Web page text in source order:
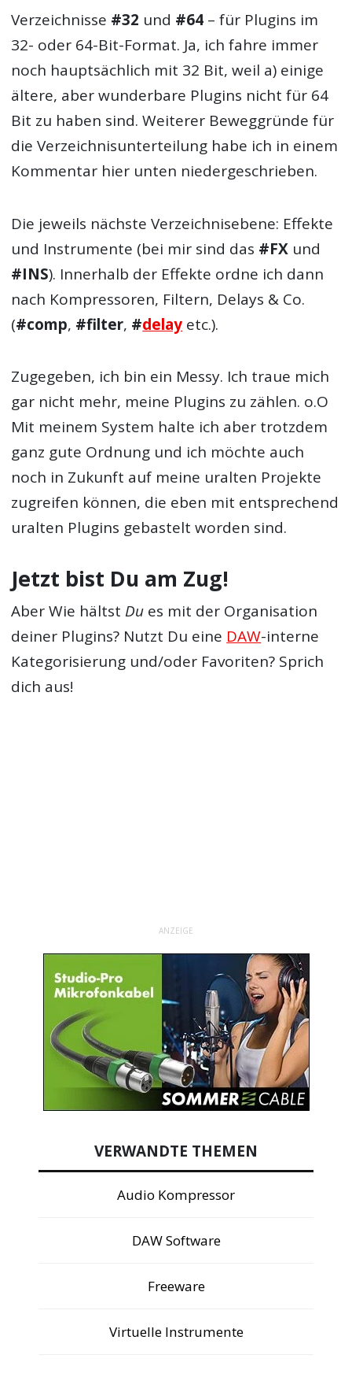
Verzeichnisse #32 und #64 – für Plugins im
32- oder 64-Bit-Format. Ja, ich fahre immer
noch hauptsächlich mit 32 Bit, weil a) einige
ältere, aber wunderbare Plugins nicht für 64
Bit zu haben sind. Weiterer Beweggründe für
die Verzeichnisunterteilung habe ich in einem
Kommentar hier unten niedergeschrieben.
Die jeweils nächste Verzeichnisebene: Effekte
und Instrumente (bei mir sind das #FX und
#INS). Innerhalb der Effekte ordne ich dann
nach Kompressoren, Filtern, Delays & Co.
(#comp, #filter, #delay etc.).
Zugegeben, ich bin ein Messy. Ich traue mich
gar nicht mehr, meine Plugins zu zählen. o.O
Mit meinem System halte ich aber trotzdem
ganz gute Ordnung und ich möchte auch
noch in Zukunft auf meine uralten Projekte
zugreifen können, die eben mit entsprechend
uralten Plugins gebastelt worden sind.
Jetzt bist Du am Zug!
Aber Wie hältst Du es mit der Organisation
deiner Plugins? Nutzt Du eine DAW-interne
Kategorisierung und/oder Favoriten? Sprich
dich aus!
ANZEIGE
VERWANDTE THEMEN
Audio Kompressor
DAW Software
Freeware
Virtuelle Instrumente